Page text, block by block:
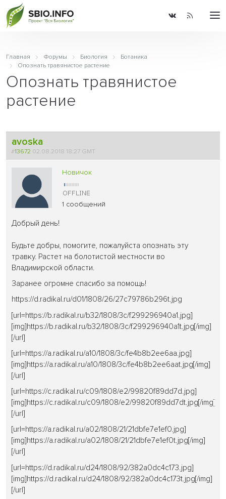
Главная Форумы Биология
Ботаника
Опознать травянистое растение
Опознать травянистое
растение
avoska
#13672 02.08.2018 18:27 GMT
Новичок
1 сообщений
Добрый день!
Будьте добры, помогите, пожалуйста опознать эту
травку. Растет на болотистой местности во
Владимирской области.
Заранее огромне спасибо за помощь!
https://d.radikal.ru/d01/1808/26/27c79786b296t.jpg
[url=https://b.radikal.ru/b32/1808/3c/f299296940a1.jpg]
[img]https://b.radikal.ru/b32/1808/3c/f299296940a1t.jpg[/img]
[/url]
[url=https://a.radikal.ru/a10/1808/3c/fe4b8b2ee6aa.jpg]
[img]https://a.radikal.ru/a10/1808/3c/fe4b8b2ee6aat.jpg[/img]
[/url]
[url=https://c.radikal.ru/c09/1808/e2/99820f89dd7d.jpg]
[img]https://c.radikal.ru/c09/1808/e2/99820f89dd7dt.jpg[/img]
[/url]
[url=https://a.radikal.ru/a02/1808/21/21dbfe7e1ef0.jpg]
[img]https://a.radikal.ru/a02/1808/21/21dbfe7e1ef0t.jpg[/img]
[/url]
[url=https://d.radikal.ru/d24/1808/92/382a0dc4c173.jpg]
[img]https://d.radikal.ru/d24/1808/92/382a0dc4c173t.jpg[/img]
[/url]